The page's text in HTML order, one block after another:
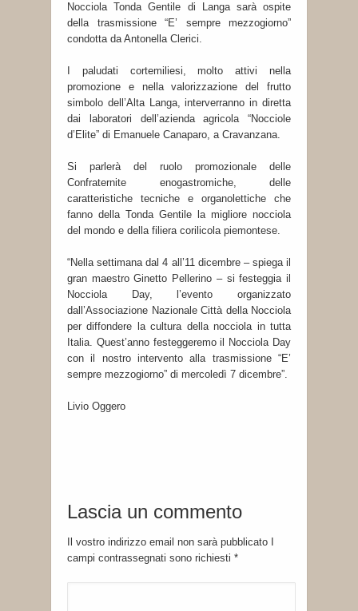
Nocciola Tonda Gentile di Langa sarà ospite
della trasmissione “E’ sempre mezzogiorno”
condotta da Antonella Clerici.
I paludati cortemiliesi, molto attivi nella
promozione e nella valorizzazione del frutto
simbolo dell’Alta Langa, interverranno in diretta
dai laboratori dell’azienda agricola “Nocciole
d’Elite” di Emanuele Canaparo, a Cravanzana.
Si parlerà del ruolo promozionale delle
Confraternite enogastromiche, delle
caratteristiche tecniche e organolettiche che
fanno della Tonda Gentile la migliore nocciola
del mondo e della filiera corilicola piemontese.
“Nella settimana dal 4 all’11 dicembre – spiega il
gran maestro Ginetto Pellerino – si festeggia il
Nocciola Day, l’evento organizzato
dall’Associazione Nazionale Città della Nocciola
per diffondere la cultura della nocciola in tutta
Italia. Quest’anno festeggeremo il Nocciola Day
con il nostro intervento alla trasmissione “E’
sempre mezzogiorno” di mercoledì 7 dicembre”.
Livio Oggero
Lascia un commento
Il vostro indirizzo email non sarà pubblicato I
campi contrassegnati sono richiesti *